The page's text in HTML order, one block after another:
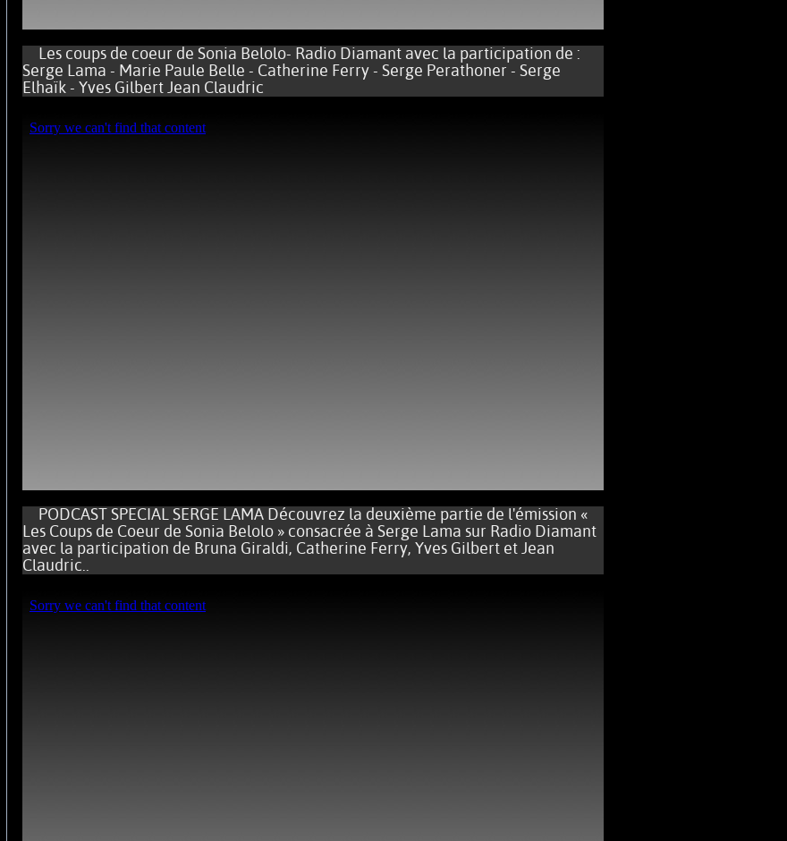
Les coups de coeur de Sonia Belolo- Radio Diamant avec la participation de :
Serge Lama - Marie Paule Belle - Catherine Ferry - Serge Perathoner - Serge
Elhaïk - Yves Gilbert Jean Claudric
PODCAST SPECIAL SERGE LAMA Découvrez la deuxième partie de l'émission «
Les Coups de Coeur de Sonia Belolo » consacrée à Serge Lama sur Radio Diamant
avec la participation de Bruna Giraldi, Catherine Ferry, Yves Gilbert et Jean
Claudric..